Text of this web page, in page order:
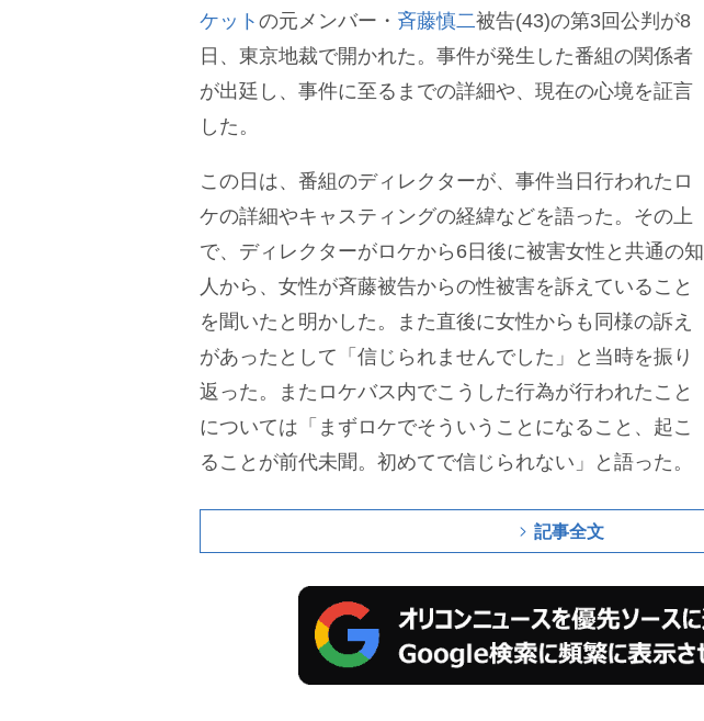
ケット の元メンバー・ 斉藤慎二被告(43)の第3回公判が8
日、東京地裁で開かれた。事件が発生した番組の関係者
が出廷し、事件に至るまでの詳細や、現在の心境を証言
した。
この日は、番組のディレクターが、事件当日行われたロ
ケの詳細やキャスティングの経緯などを語った。その上
で、ディレクターがロケから6日後に被害女性と共通の知
人から、女性が斉藤被告からの性被害を訴えていること
を聞いたと明かした。また直後に女性からも同様の訴え
があったとして「信じられませんでした」と当時を振り
返った。またロケバス内でこうした行為が行われたこと
については「まずロケでそういうことになること、起こ
ることが前代未聞。初めてで信じられない」と語った。
記事全文